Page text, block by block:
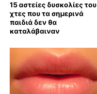
15 αστείες δυσκολίες του
χτες που τα σημερινά
παιδιά δεν θα
καταλάβαιναν